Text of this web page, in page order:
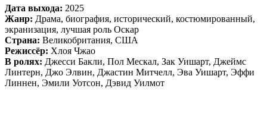
Дата выхода: 2025
Жанр: Драма, биография, исторический, костюмированный,
экранизация, лучшая роль Оскар
Страна: Великобритания, США
Режиссёр: Хлоя Чжао
В ролях: Джесси Бакли, Пол Мескал, Зак Уишарт, Джеймс
Линтерн, Джо Элвин, Джастин Митчелл, Эва Уишарт, Эффи
Линнен, Эмили Уотсон, Дэвид Уилмот